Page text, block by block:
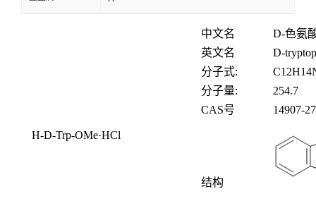
H-D-Trp-OMe·HCl
中文名
D-色氨
英文名
D-
分子式:
C12H14
分子量:
254.7
CAS号
14907-
结构